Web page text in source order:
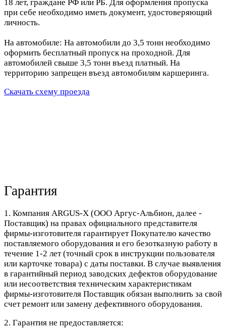
18 лет, граждане РФ или РБ. Для оформления пропуска
при себе необходимо иметь документ, удостоверяющий
личность.
На автомобиле: На автомобили до 3,5 тонн необходимо
оформить бесплатный пропуск на проходной. Для
автомобилей свыше 3,5 тонн въезд платный. На
территорию запрещен въезд автомобилям каршеринга.
Скачать схему проезда
Гарантия
1. Компания ARGUS-X (ООО Аргус-Альбион, далее -
Поставщик) на правах официального представителя
фирмы-изготовителя гарантирует Покупателю качество
поставляемого оборудования и его безотказную работу в
течение 1-2 лет (точный срок в инструкции пользователя
или карточке товара) с даты поставки. В случае выявления
в гарантийный период заводских дефектов оборудование
или несоответствия техническим характеристикам
фирмы-изготовителя Поставщик обязан выполнить за свой
счет ремонт или замену дефективного оборудования.
2. Гарантия не предоставляется: